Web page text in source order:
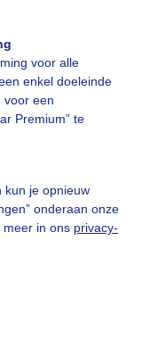
voor alle
enkel doeleinde
voor een
Premium” te
kun je opnieuw
onderaan onze
meer in ons privacy-